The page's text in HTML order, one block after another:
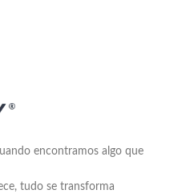
encontramos algo que
tudo se transforma